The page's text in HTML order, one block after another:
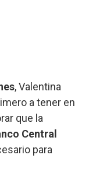
, Valentina
a tener en
que la
Central
para